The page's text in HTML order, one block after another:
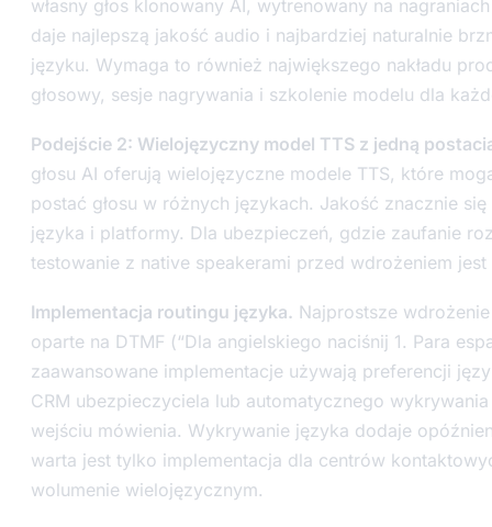
własny głos klonowany AI, wytrenowany na
daje najlepszą jakość audio i najbardziej naturalnie
języku. Wymaga to również największego nakładu
głosowy, sesje nagrywania i szkolenie modelu dla
Podejście 2: Wielojęzyczny model TTS z jedną
głosu AI oferują wielojęzyczne modele TTS, które
postać głosu w różnych językach. Jakość znacznie
języka i platformy. Dla ubezpieczeń, gdzie zaufanie
testowanie z native speakerami przed wdrożeniem
Implementacja routingu języka. Najprostsze
oparte na DTMF (“Dla angielskiego naciśnij 1. Para
zaawansowane implementacje używają preferencji
CRM ubezpieczyciela lub automatycznego
wejściu mówienia. Wykrywanie języka dodaje
warta jest tylko implementacja dla centrów
wolumenie wielojęzycznym.